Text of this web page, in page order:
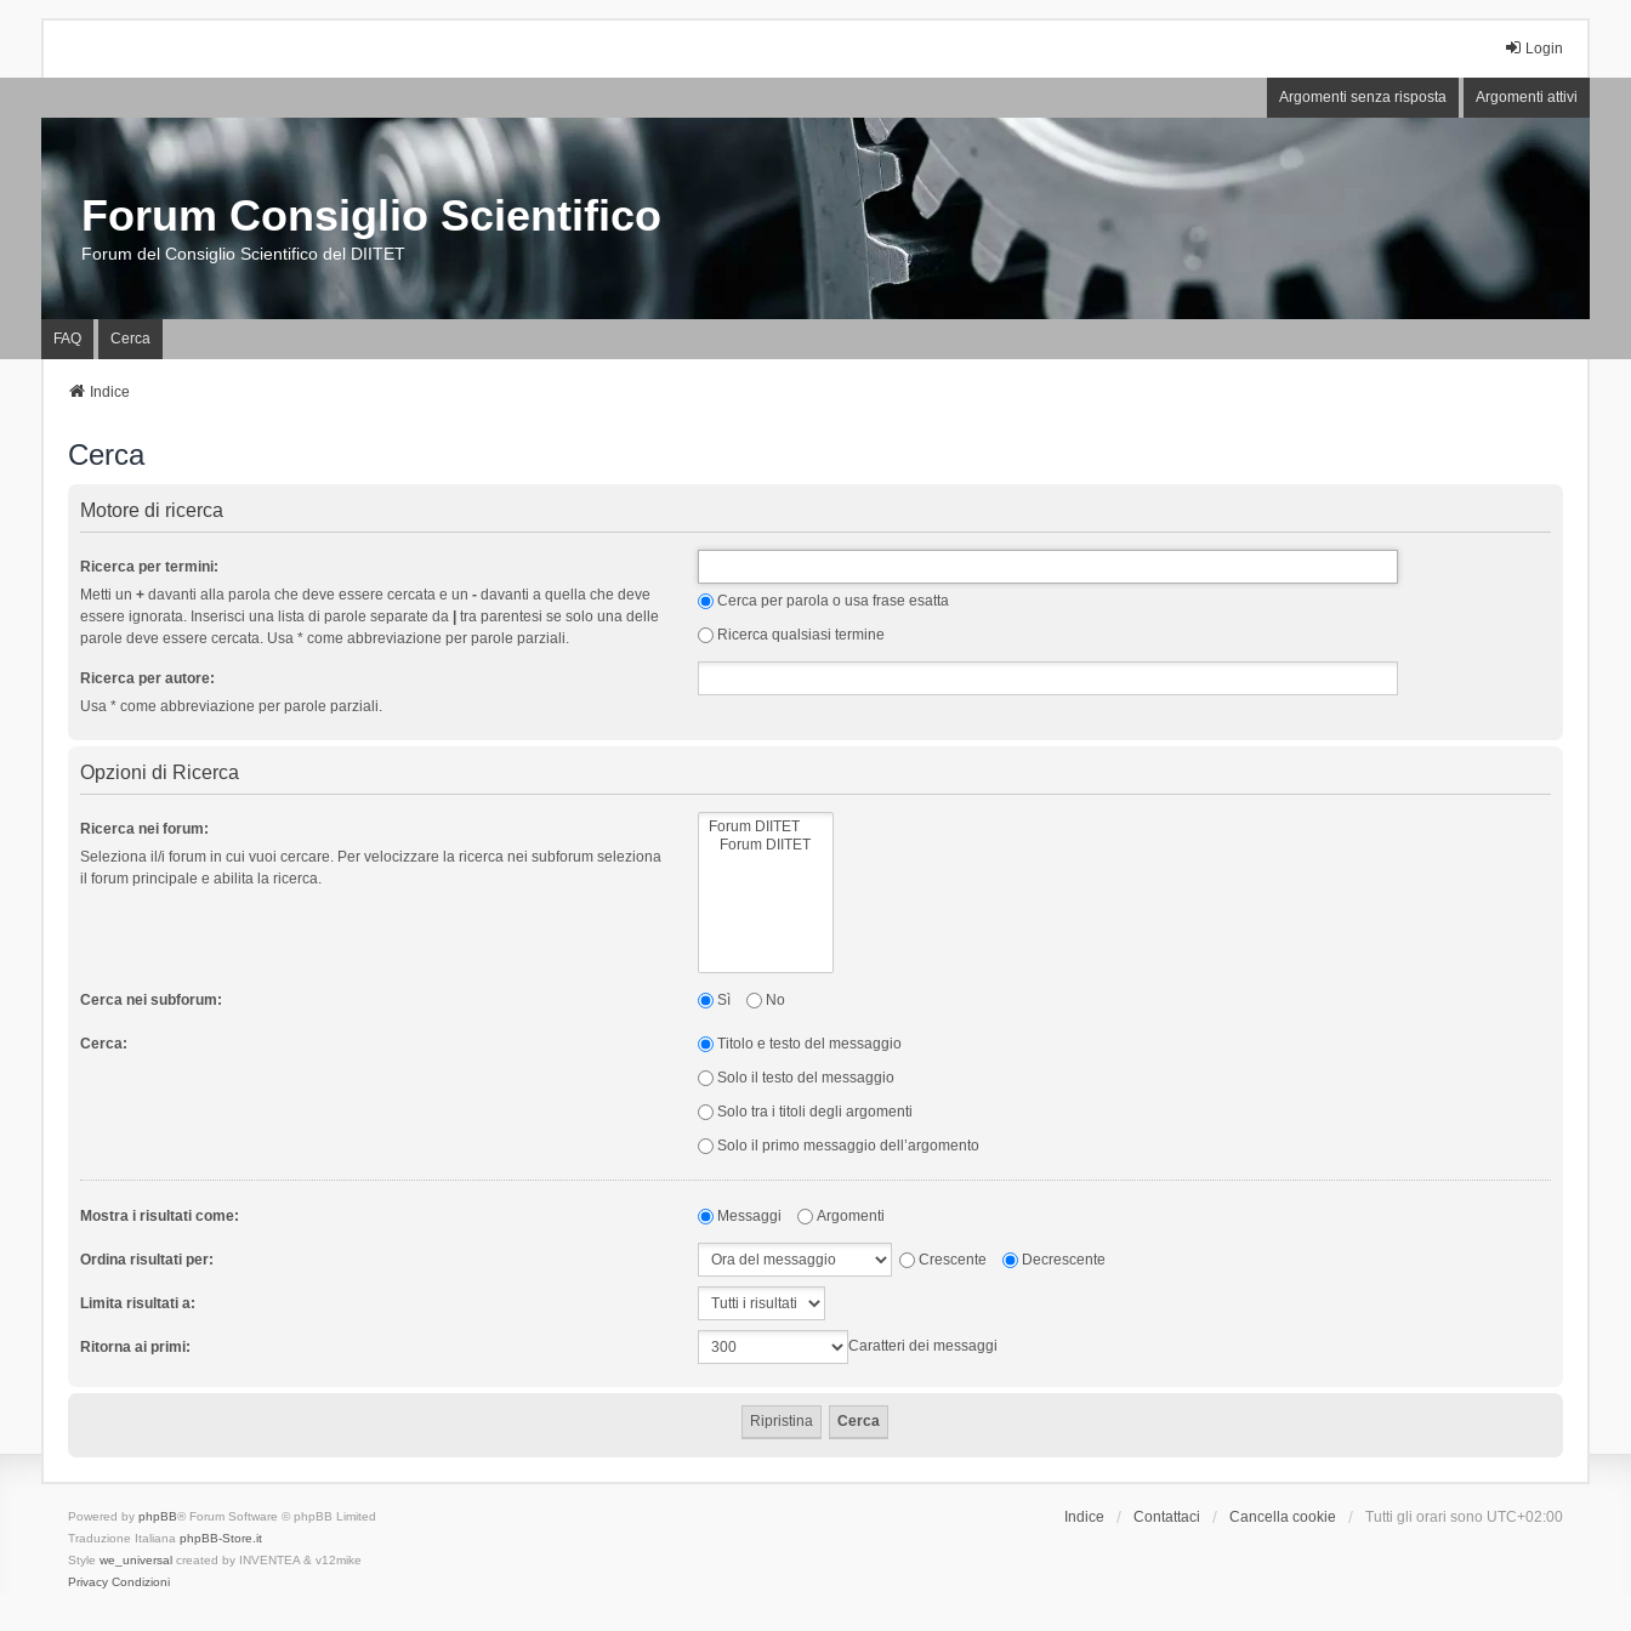
Login
Argomenti senza risposta Argomenti attivi
Forum Consiglio Scientifico
Forum del Consiglio Scientifico del DIITET
FAQ Cerca
Indice
Cerca
Motore di ricerca
Ricerca per termini:
Metti un +davanti alla parola che deve essere cercata e un -davanti a quella che deve
essere ignorata. Inserisci una lista di parole separate da |tra parentesi se solo una delle
parole deve essere cercata. Usa * come abbreviazione per parole parziali.
Cerca per parola o usa frase esatta
Ricerca qualsiasi termine
Ricerca per autore:
Usa * come abbreviazione per parole parziali.
Opzioni di Ricerca
Ricerca nei forum:
Seleziona il/i forum in cui vuoi cercare. Per velocizzare la ricerca nei subforum seleziona
il forum principale e abilita la ricerca.
Cerca nei subforum: Sì No
Cerca:
Titolo e testo del messaggio
Solo il testo del messaggio
Solo tra i titoli degli argomenti
Solo il primo messaggio dell’argomento
Mostra i risultati come: Messaggi Argomenti
Ordina risultati per: Crescente Decrescente
Limita risultati a:
Ritorna ai primi: Caratteri dei messaggi
Indice Contattaci Cancella cookie Tutti gli orari sono UTC+02:00
Powered by phpBB® Forum Software © phpBB Limited
Traduzione Italiana phpBB-Store.it
Style we_universalcreated by INVENTEA & v12mike
Privacy Condizioni